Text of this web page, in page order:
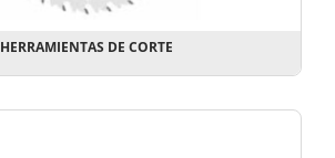
HERRAMIENTAS DE CORTE